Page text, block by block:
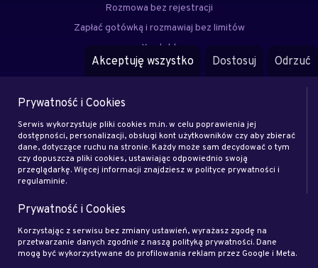
Rozmowa bez rejestracji
Zapłać gotówką i rozmawiaj bez limitów
Kontakt
FAQ
Eksperci
Zostań klientem
Zostań ekspertem
Regulamin
Blog
Akceptuję wszystko Dostosuj Odrzuć
Prywatność i Cookies
Serwis wykorzystuje pliki cookies m.in. w celu poprawienia jej
dostępności, personalizacji, obsługi kont użytkowników czy aby zbierać
dane, dotyczące ruchu na stronie. Każdy może sam decydować o tym
czy dopuszcza pliki cookies, ustawiając odpowiednio swoją
przeglądarkę. Więcej informacji znajdziesz w polityce prywatności i
regulaminie.
Prywatność i Cookies
Korzystając z serwisu bez zmiany ustawień, wyrażasz zgodę na
przetwarzanie danych zgodnie z naszą polityką prywatności. Dane
mogą być wykorzystywane do profilowania reklam przez Google i Meta.